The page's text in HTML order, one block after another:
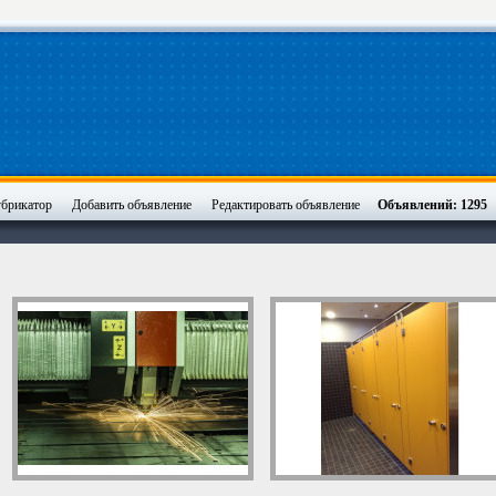
Добавить объявление Редактировать объявление Объявлений: 1295